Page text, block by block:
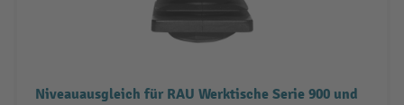
Niveauausgleich für RAU Werktische Serie 900 und